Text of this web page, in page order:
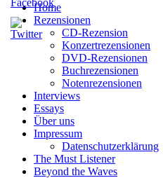
Home
Rezensionen
CD-Rezension
Konzertrezensionen
DVD-Rezensionen
Buchrezensionen
Notenrezensionen
Interviews
Essays
Über uns
Impressum
Datenschutzerklärung
The Must Listener
Beyond the Waves